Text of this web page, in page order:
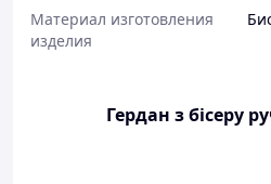
Материал изготовления
изделия
Гердан з бісеру